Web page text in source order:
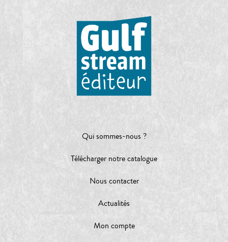
Qui sommes-nous ?
Télécharger notre catalogue
Nous contacter
Actualités
Mon compte